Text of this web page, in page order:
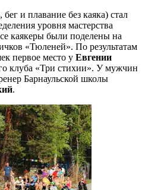
бег и плавание без каяка) стал
уровня мастерства
каякеры были поделены на
«Тюленей». По результатам
первое место у Евгении
клуба «Три стихии». У мужчин
Барнаульской школы
.